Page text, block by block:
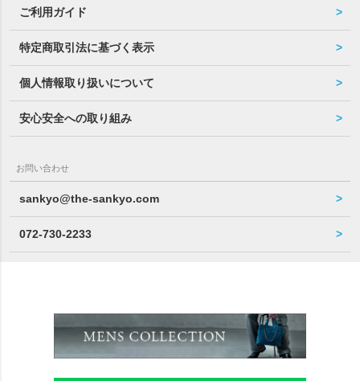
ご利用ガイド
特定商取引法に基づく表示
個人情報取り扱いについて
安心安全への取り組み
お問い合わせ
sankyo@the-sankyo.com
072-730-2233